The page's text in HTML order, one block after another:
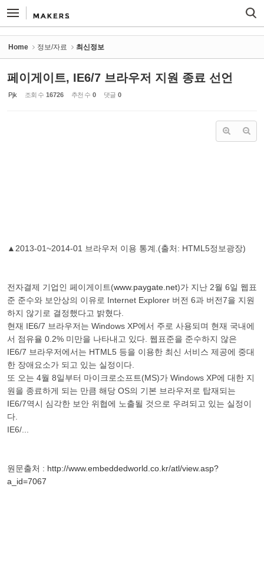
Home 정보/자료 최신정보
페이게이트, IE6/7 브라우저 지원 종료 선언
Pjk 조회 수 16726 추천 수 0 댓글 0
▲2013-01~2014-01 브라우저 이용 통계.(출처: HTML5정보광장)
전자결제 기업인 페이게이트(www.paygate.net)가 지난 2월 6일 웹표
준 준수와 보안상의 이유로 Internet Explorer 버전 6과 버전7을 지원
하지 않기로 결정했다고 밝혔다.
현재 IE6/7 브라우저는 Windows XP에서 주로 사용되며 현재 국내에
서 점유율 0.2% 미만을 나타내고 있다. 웹표준을 준수하지 않은
IE6/7 브라우저에서는 HTML5 등을 이용한 최신 서비스 제공에 중대
한 장애요소가 되고 있는 실정이다.
또 오는 4월 8일부터 마이크로소프트(MS)가 Windows XP에 대한 지
원을 종료하게 되는 만큼 해당 OS의 기본 브라우저로 탑재되는
IE6/7역시 심각한 보안 위협에 노출될 것으로 우려되고 있는 실정이
다.
IE6/...
원문출처 : http://www.embeddedworld.co.kr/atl/view.asp?
a_id=7067